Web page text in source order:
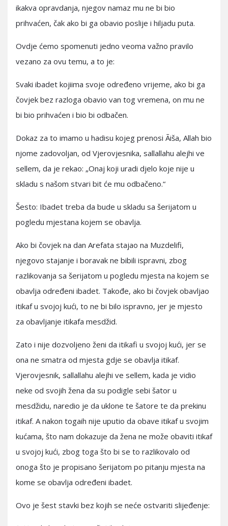
ikakva opravdanja, njegov namaz mu ne bi bio
prihvaćen, čak ako bi ga obavio poslije i hiljadu puta.
Ovdje ćemo spomenuti jedno veoma važno pravilo
vezano za ovu temu, a to je:
Svaki ibadet kojiima svoje određeno vrijeme, ako bi ga
čovjek bez razloga obavio van tog vremena, on mu ne
bi bio prihvaćen i bio bi odbačen.
Dokaz za to imamo u hadisu kojeg prenosi Ãiša, Allah bio
njome zadovoljan, od Vjerovjesnika, sallallahu alejhi ve
sellem, da je rekao: „Onaj koji uradi djelo koje nije u
skladu s našom stvari bit će mu odbačeno.“
Šesto: Ibadet treba da bude u skladu sa šerijatom u
pogledu mjestana kojem se obavlja.
Ako bi čovjek na dan Arefata stajao na Muzdelifi,
njegovo stajanje i boravak ne bibili ispravni, zbog
razlikovanja sa šerijatom u pogledu mjesta na kojem se
obavlja određeni ibadet. Takođe, ako bi čovjek obavljao
itikaf u svojoj kući, to ne bi bilo ispravno, jer je mjesto
za obavljanje itikafa mesdžid.
Zato i nije dozvoljeno ženi da itikafi u svojoj kući, jer se
ona ne smatra od mjesta gdje se obavlja itikaf.
Vjerovjesnik, sallallahu alejhi ve sellem, kada je vidio
neke od svojih žena da su podigle sebi šator u
mesdžidu, naredio je da uklone te šatore te da prekinu
itikaf. A nakon togaih nije uputio da obave itikaf u svojim
kućama, što nam dokazuje da žena ne može obaviti itikaf
u svojoj kući, zbog toga što bi se to razlikovalo od
onoga što je propisano šerijatom po pitanju mjesta na
kome se obavlja određeni ibadet.
Ovo je šest stavki bez kojih se neće ostvariti slijeđenje: